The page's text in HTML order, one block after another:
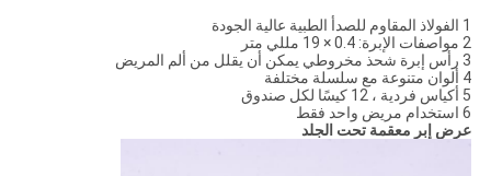
1 الفولاذ المقاوم للصدأ الطبية عالية الجودة
2 مواصفات الإبرة: 0.4 × 19 مللي متر
3 رأس إبرة شحذ مخروطي يمكن أن يقلل من ألم المريض
4 ألوان متنوعة مع سلسلة مختلفة
5 أكياس فردية ، 12 كيسًا لكل صندوق
6 استخدام مريض واحد فقط
عرض إبر معقمة تحت الجلد